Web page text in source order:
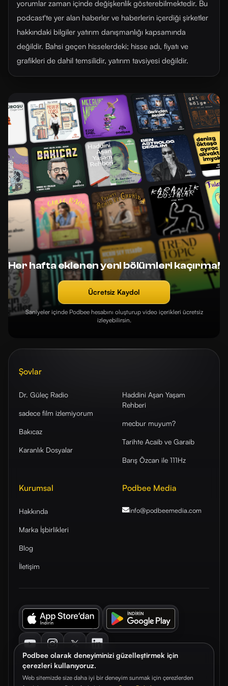
Podbee olarak deneyiminizi güzelleştirmek için
çerezleri kullanıyoruz.
Web sitemizde size daha iyi bir deneyim sunmak için çerezlerden
yorumlar zaman içinde değişkenlik gösterebilmektedir. Bu
podcast'te yer alan haberler ve haberlerin içerdiği şirketler
hakkındaki bilgiler yatırım danışmanlığı kapsamında
değildir. Bahsi geçen hisselerdeki; hisse adı, fiyatı ve
grafikleri de dahil temsilidir, yatırım tavsiyesi değildir.
Her hafta eklenen yeni bölümleri kaçırma!
Ücretsiz Kaydol
Saniyeler içinde Podbee hesabını oluşturup video içerikleri ücretsiz
izleyebilirsin.
Şovlar
Dr. Güleç Radio
sadece film izlemiyorum
Bakıcaz
Karanlık Dosyalar
Haddini Aşan Yaşam
Rehberi
mecbur muyum?
Tarihte Acaib ve Garaib
Barış Özcan ile 111Hz
Kurumsal
Hakkında
Marka İşbirlikleri
Blog
İletişim
Podbee Media
info@podbeemedia.com